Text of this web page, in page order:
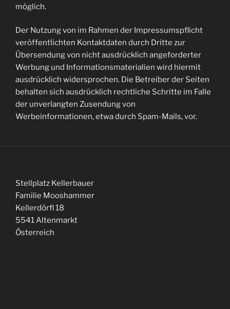
möglich.
Der Nutzung von im Rahmen der Impressumspflicht
veröffentlichten Kontaktdaten durch Dritte zur
Übersendung von nicht ausdrücklich angeforderter
Werbung und Informationsmaterialien wird hiermit
ausdrücklich widersprochen. Die Betreiber der Seiten
behalten sich ausdrücklich rechtliche Schritte im Falle
der unverlangten Zusendung von
Werbeinformationen, etwa durch Spam-Mails, vor.
Stellplatz Kellerbauer
Familie Mooshammer
Kellerdörfl 18
5541 Altenmarkt
Österreich